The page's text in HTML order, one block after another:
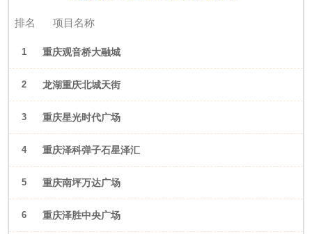
排名 项目名称
1 重庆观音桥大融城
2 龙湖重庆北城天街
3 重庆星光时代广场
4 重庆泽科弹子石星泽汇
5 重庆南坪万达广场
6 重庆泽胜中央广场